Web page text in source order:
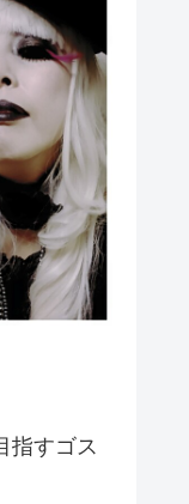
指すゴス